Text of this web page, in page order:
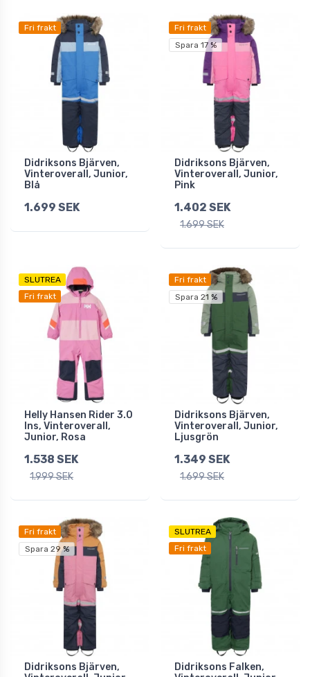
Fri frakt
Didriksons Bjärven,
Vinteroverall, Junior,
Blå
1.699 SEK
Fri frakt
Spara 17 %
Didriksons Bjärven,
Vinteroverall, Junior,
Pink
1.402 SEK
1.699 SEK
SLUTREA
Fri frakt
Helly Hansen Rider 3.0
Ins, Vinteroverall,
Junior, Rosa
1.538 SEK
1.999 SEK
Fri frakt
Spara 21 %
Didriksons Bjärven,
Vinteroverall, Junior,
Ljusgrön
1.349 SEK
1.699 SEK
Fri frakt
Spara 29 %
Didriksons Bjärven,
SLUTREA
Fri frakt
Didriksons Falken,